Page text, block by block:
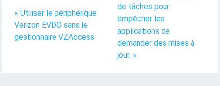
« Utiliser le périphérique
Verizon EVDO sans le
gestionnaire VZAccess
de tâches pour
empêcher les
applications de
demander des mises à
jour. »